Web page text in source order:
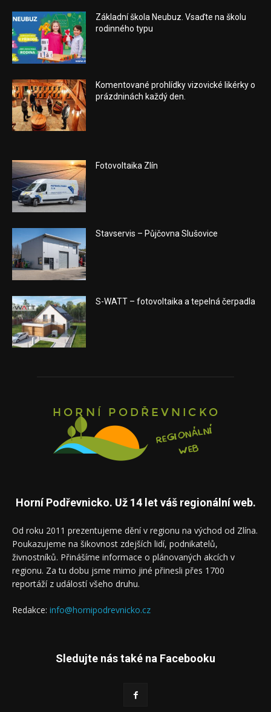
Základní škola Neubuz. Vsaďte na školu
rodinného typu
Komentované prohlídky vizovické likérky o
prázdninách každý den.
Fotovoltaika Zlín
Stavservis – Půjčovna Slušovice
S-WATT – fotovoltaika a tepelná čerpadla
Horní Podřevnicko. Už 14 let váš regionální web.
Od roku 2011 prezentujeme dění v regionu na východ od Zlína.
Poukazujeme na šikovnost zdejších lidí, podnikatelů,
živnostníků. Přinášíme informace o plánovaných akcích v
regionu. Za tu dobu jsme mimo jiné přinesli přes 1700
reportáží z událostí všeho druhu.
Redakce: info@hornipodrevnicko.cz
Sledujte nás také na Facebooku